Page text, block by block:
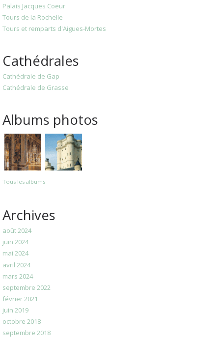
Palais Jacques Coeur
Tours de la Rochelle
Tours et remparts d'Aigues-Mortes
Cathédrales
Cathédrale de Gap
Cathédrale de Grasse
Albums photos
Tous les albums
Archives
août 2024
juin 2024
mai 2024
avril 2024
mars 2024
septembre 2022
février 2021
juin 2019
octobre 2018
septembre 2018